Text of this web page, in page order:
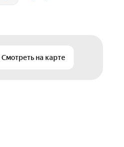
Смотреть на карте